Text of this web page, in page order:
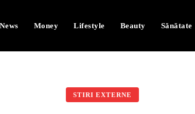
News Money Lifestyle Beauty Sănătate
STIRI EXTERNE